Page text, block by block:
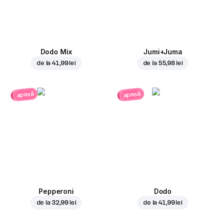
Dodo Mix
de la41,99 lei
Jumi+Juma
de la 55,98 lei
apasă
Pepperoni
de la 32,99 lei
apasă
Dodo
de la41,99 lei